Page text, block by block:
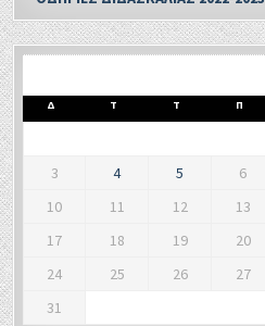
Δ Τ Τ Π
3
4 5 6
10
11 12 13
17
18 19 20
24
25 26 27
31